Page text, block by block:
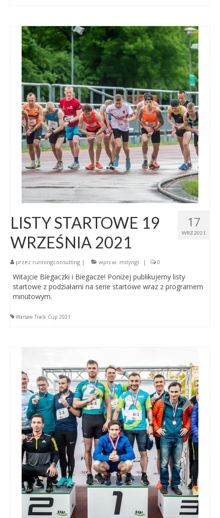
17
WRZ 2021
LISTY STARTOWE 19
WRZEŚNIA 2021
przez runningconsulting | wpis w: mityngi | 0
Witajcie Biegaczki i Biegacze! Poniżej publikujemy listy
startowe z podziałami na serie startowe wraz z programem
minutowym.
Warsaw Track Cup 2021